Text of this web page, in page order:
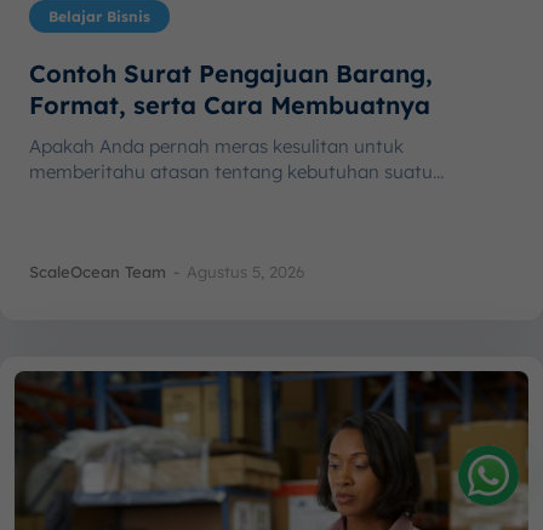
Belajar Bisnis
Contoh Surat Pengajuan Barang,
Format, serta Cara Membuatnya
Apakah Anda pernah meras kesulitan untuk
memberitahu atasan tentang kebutuhan suatu...
ScaleOcean Team - Agustus 5, 2026
Amelia